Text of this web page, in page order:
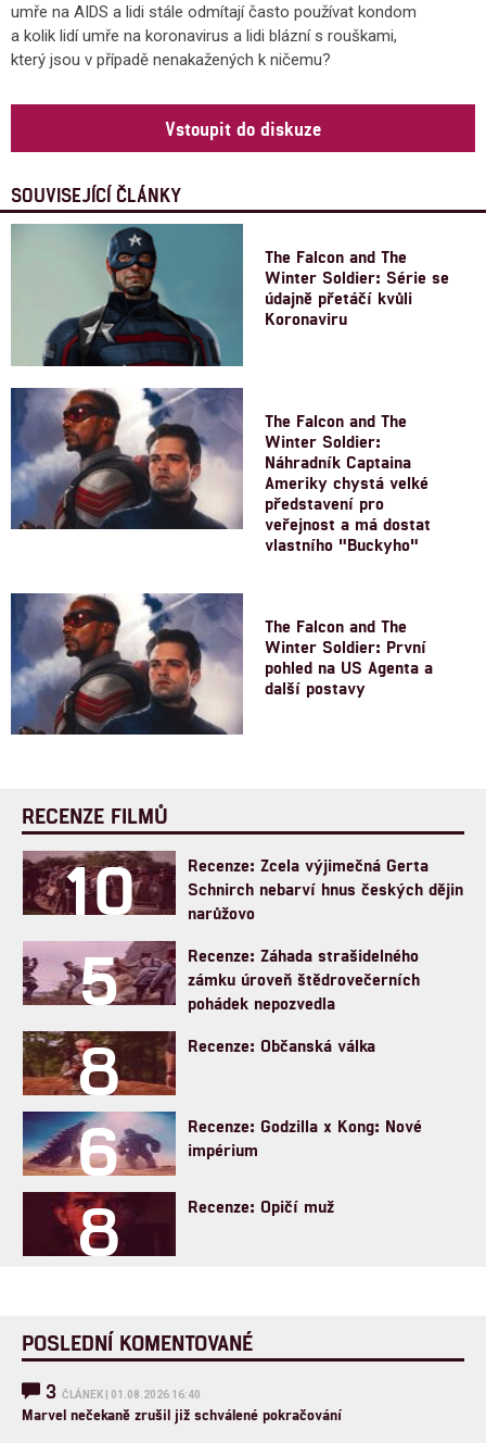
umře na AIDS a lidi stále odmítají často používat kondom
a kolik lidí umře na koronavirus a lidi blázní s rouškami,
který jsou v případě nenakažených k ničemu?
Vstoupit do diskuze
SOUVISEJÍCÍ ČLÁNKY
The Falcon and The
Winter Soldier: Série se
údajně přetáčí kvůli
Koronaviru
The Falcon and The
Winter Soldier:
Náhradník Captaina
Ameriky chystá velké
představení pro
veřejnost a má dostat
vlastního "Buckyho"
The Falcon and The
Winter Soldier: První
pohled na US Agenta a
další postavy
RECENZE FILMŮ
10
Recenze: Zcela výjimečná Gerta
Schnirch nebarví hnus českých dějin
narůžovo
5
Recenze: Záhada strašidelného
zámku úroveň štědrovečerních
pohádek nepozvedla
8 Recenze: Občanská válka
6
Recenze: Godzilla x Kong: Nové
impérium
8 Recenze: Opičí muž
POSLEDNÍ KOMENTOVANÉ
3 ČLÁNEK | 01.08.2026 16:40
Marvel nečekaně zrušil již schválené pokračování